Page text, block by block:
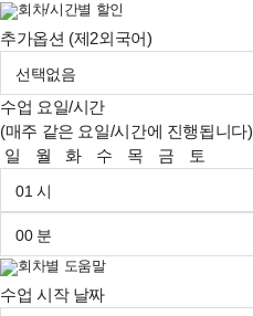
회차/시간별 할인
추가옵션 (제2외국어)
수업 요일/시간
(매주 같은 요일/시간에 진행됩니다)
일
월 화 수 목 금 토
회차별 도움말
수업 시작 날짜